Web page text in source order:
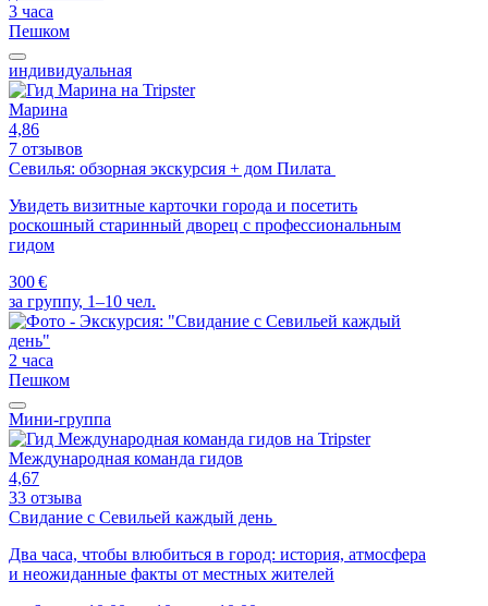
3 часа
Пешком
индивидуальная
Марина
4,86
7 отзывов
Севилья: обзорная экскурсия + дом Пилата
Увидеть визитные карточки города и посетить
роскошный старинный дворец с профессиональным
гидом
300 €
за группу, 1–10 чел.
2 часа
Пешком
Мини-группа
Международная команда гидов
4,67
33 отзыва
Свидание с Севильей каждый день
Два часа, чтобы влюбиться в город: история, атмосфера
и неожиданные факты от местных жителей